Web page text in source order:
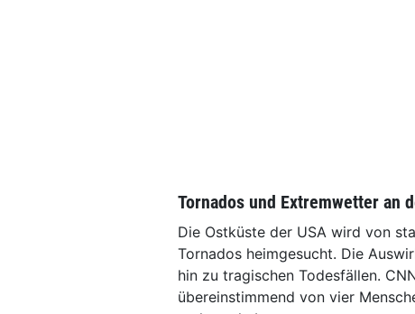
Tornados und Extremwetter an
Die Ostküste der USA wird von
Tornados heimgesucht. Die
hin zu tragischen Todesfällen.
übereinstimmend von vier